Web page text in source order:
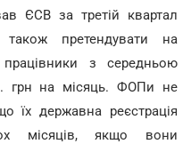
ЄСВ за третій квартал
претендувати на
з середньою
грн на місяць. ФОПи не
їх державна реєстрація
місяців, якщо вони